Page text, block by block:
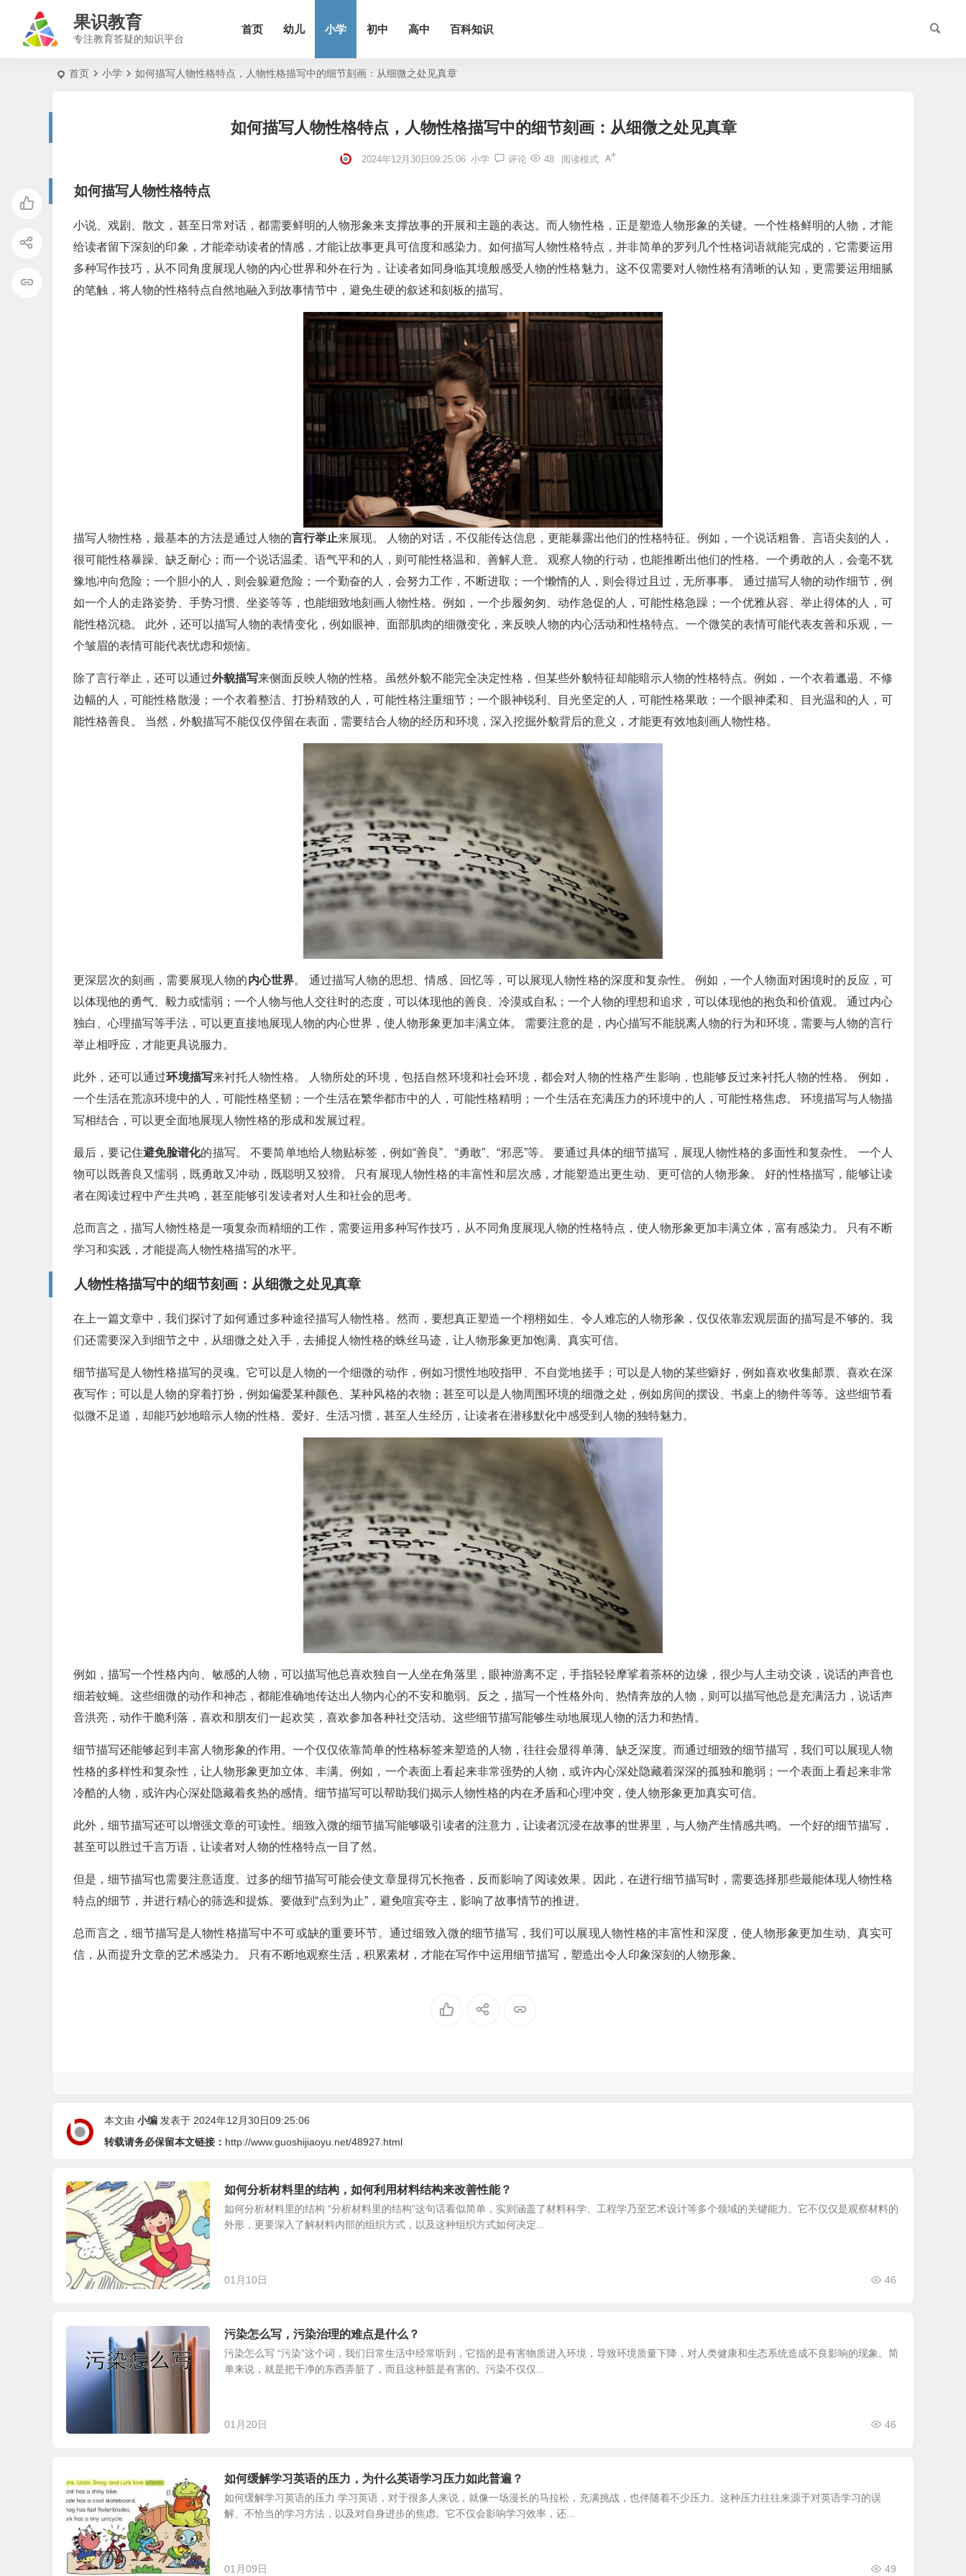
果识教育
专注教育答疑的知识平台
首页 幼儿 小学 初中 高中 百科知识
首页 小学 如何描写人物性格特点，人物性格描写中的细节刻画：从细微之处见真章
如何描写人物性格特点，人物性格描写中的细节刻画：从细微之处见真章
2024年12月30日09:25:06 小学 评论 48 阅读模式
如何描写人物性格特点
小说、戏剧、散文，甚至日常对话，都需要鲜明的人物形象来支撑故事的开展和主题的表达。而人物性格，正是塑造人物形象的关键。一个性格鲜明的人物，才能
给读者留下深刻的印象，才能牵动读者的情感，才能让故事更具可信度和感染力。如何描写人物性格特点，并非简单的罗列几个性格词语就能完成的，它需要运用
多种写作技巧，从不同角度展现人物的内心世界和外在行为，让读者如同身临其境般感受人物的性格魅力。这不仅需要对人物性格有清晰的认知，更需要运用细腻
的笔触，将人物的性格特点自然地融入到故事情节中，避免生硬的叙述和刻板的描写。
描写人物性格，最基本的方法是通过人物的言行举止来展现。 人物的对话，不仅能传达信息，更能暴露出他们的性格特征。例如，一个说话粗鲁、言语尖刻的人，
很可能性格暴躁、缺乏耐心；而一个说话温柔、语气平和的人，则可能性格温和、善解人意。 观察人物的行动，也能推断出他们的性格。一个勇敢的人，会毫不犹
豫地冲向危险；一个胆小的人，则会躲避危险；一个勤奋的人，会努力工作，不断进取；一个懒惰的人，则会得过且过，无所事事。 通过描写人物的动作细节，例
如一个人的走路姿势、手势习惯、坐姿等等，也能细致地刻画人物性格。例如，一个步履匆匆、动作急促的人，可能性格急躁；一个优雅从容、举止得体的人，可
能性格沉稳。 此外，还可以描写人物的表情变化，例如眼神、面部肌肉的细微变化，来反映人物的内心活动和性格特点。一个微笑的表情可能代表友善和乐观，一
个皱眉的表情可能代表忧虑和烦恼。
除了言行举止，还可以通过外貌描写来侧面反映人物的性格。虽然外貌不能完全决定性格，但某些外貌特征却能暗示人物的性格特点。例如，一个衣着邋遢、不修
边幅的人，可能性格散漫；一个衣着整洁、打扮精致的人，可能性格注重细节；一个眼神锐利、目光坚定的人，可能性格果敢；一个眼神柔和、目光温和的人，可
能性格善良。 当然，外貌描写不能仅仅停留在表面，需要结合人物的经历和环境，深入挖掘外貌背后的意义，才能更有效地刻画人物性格。
更深层次的刻画，需要展现人物的内心世界。 通过描写人物的思想、情感、回忆等，可以展现人物性格的深度和复杂性。 例如，一个人物面对困境时的反应，可
以体现他的勇气、毅力或懦弱；一个人物与他人交往时的态度，可以体现他的善良、冷漠或自私；一个人物的理想和追求，可以体现他的抱负和价值观。 通过内心
独白、心理描写等手法，可以更直接地展现人物的内心世界，使人物形象更加丰满立体。 需要注意的是，内心描写不能脱离人物的行为和环境，需要与人物的言行
举止相呼应，才能更具说服力。
此外，还可以通过环境描写来衬托人物性格。 人物所处的环境，包括自然环境和社会环境，都会对人物的性格产生影响，也能够反过来衬托人物的性格。 例如，
一个生活在荒凉环境中的人，可能性格坚韧；一个生活在繁华都市中的人，可能性格精明；一个生活在充满压力的环境中的人，可能性格焦虑。 环境描写与人物描
写相结合，可以更全面地展现人物性格的形成和发展过程。
最后，要记住避免脸谱化的描写。 不要简单地给人物贴标签，例如“善良”、“勇敢”、“邪恶”等。 要通过具体的细节描写，展现人物性格的多面性和复杂性。 一个人
物可以既善良又懦弱，既勇敢又冲动，既聪明又狡猾。 只有展现人物性格的丰富性和层次感，才能塑造出更生动、更可信的人物形象。 好的性格描写，能够让读
者在阅读过程中产生共鸣，甚至能够引发读者对人生和社会的思考。
总而言之，描写人物性格是一项复杂而精细的工作，需要运用多种写作技巧，从不同角度展现人物的性格特点，使人物形象更加丰满立体，富有感染力。 只有不断
学习和实践，才能提高人物性格描写的水平。
人物性格描写中的细节刻画：从细微之处见真章
在上一篇文章中，我们探讨了如何通过多种途径描写人物性格。然而，要想真正塑造一个栩栩如生、令人难忘的人物形象，仅仅依靠宏观层面的描写是不够的。我
们还需要深入到细节之中，从细微之处入手，去捕捉人物性格的蛛丝马迹，让人物形象更加饱满、真实可信。
细节描写是人物性格描写的灵魂。它可以是人物的一个细微的动作，例如习惯性地咬指甲、不自觉地搓手；可以是人物的某些癖好，例如喜欢收集邮票、喜欢在深
夜写作；可以是人物的穿着打扮，例如偏爱某种颜色、某种风格的衣物；甚至可以是人物周围环境的细微之处，例如房间的摆设、书桌上的物件等等。这些细节看
似微不足道，却能巧妙地暗示人物的性格、爱好、生活习惯，甚至人生经历，让读者在潜移默化中感受到人物的独特魅力。
例如，描写一个性格内向、敏感的人物，可以描写他总喜欢独自一人坐在角落里，眼神游离不定，手指轻轻摩挲着茶杯的边缘，很少与人主动交谈，说话的声音也
细若蚊蝇。这些细微的动作和神态，都能准确地传达出人物内心的不安和脆弱。反之，描写一个性格外向、热情奔放的人物，则可以描写他总是充满活力，说话声
音洪亮，动作干脆利落，喜欢和朋友们一起欢笑，喜欢参加各种社交活动。这些细节描写能够生动地展现人物的活力和热情。
细节描写还能够起到丰富人物形象的作用。一个仅仅依靠简单的性格标签来塑造的人物，往往会显得单薄、缺乏深度。而通过细致的细节描写，我们可以展现人物
性格的多样性和复杂性，让人物形象更加立体、丰满。例如，一个表面上看起来非常强势的人物，或许内心深处隐藏着深深的孤独和脆弱；一个表面上看起来非常
冷酷的人物，或许内心深处隐藏着炙热的感情。细节描写可以帮助我们揭示人物性格的内在矛盾和心理冲突，使人物形象更加真实可信。
此外，细节描写还可以增强文章的可读性。细致入微的细节描写能够吸引读者的注意力，让读者沉浸在故事的世界里，与人物产生情感共鸣。一个好的细节描写，
甚至可以胜过千言万语，让读者对人物的性格特点一目了然。
但是，细节描写也需要注意适度。过多的细节描写可能会使文章显得冗长拖沓，反而影响了阅读效果。因此，在进行细节描写时，需要选择那些最能体现人物性格
特点的细节，并进行精心的筛选和提炼。要做到“点到为止”，避免喧宾夺主，影响了故事情节的推进。
总而言之，细节描写是人物性格描写中不可或缺的重要环节。通过细致入微的细节描写，我们可以展现人物性格的丰富性和深度，使人物形象更加生动、真实可
信，从而提升文章的艺术感染力。 只有不断地观察生活，积累素材，才能在写作中运用细节描写，塑造出令人印象深刻的人物形象。
本文由 小编 发表于 2024年12月30日09:25:06
转载请务必保留本文链接： http://www.guoshijiaoyu.net/48927.html
如何分析材料里的结构，如何利用材料结构来改善性能？
如何分析材料里的结构 “分析材料里的结构”这句话看似简单，实则涵盖了材料科学、工程学乃至艺术设计等多个领域的关键能力。它不仅仅是观察材料的
外形，更要深入了解材料内部的组织方式，以及这种组织方式如何决定...
01月10日 46
污染怎么写，污染治理的难点是什么？
污染怎么写 “污染”这个词，我们日常生活中经常听到，它指的是有害物质进入环境，导致环境质量下降，对人类健康和生态系统造成不良影响的现象。简
单来说，就是把干净的东西弄脏了，而且这种脏是有害的。污染不仅仅...
01月20日 46
如何缓解学习英语的压力，为什么英语学习压力如此普遍？
如何缓解学习英语的压力 学习英语，对于很多人来说，就像一场漫长的马拉松，充满挑战，也伴随着不少压力。这种压力往往来源于对英语学习的误
解、不恰当的学习方法，以及对自身进步的焦虑。它不仅会影响学习效率，还...
01月09日 49